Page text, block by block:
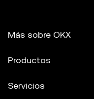
Más sobre OKX
Productos
Servicios